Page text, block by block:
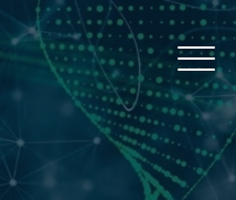
Main